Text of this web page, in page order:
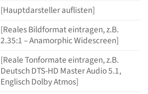
[Hauptdarsteller auflisten]
[Reales Bildformat eintragen, z.B.
2.35:1 – Anamorphic Widescreen]
[Reale Tonformate eintragen, z.B.
Deutsch DTS-HD Master Audio 5.1,
Englisch Dolby Atmos]